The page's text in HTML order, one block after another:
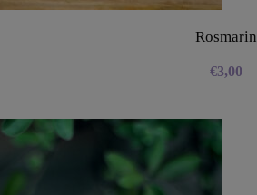
Rosmarin
€3,00